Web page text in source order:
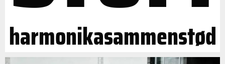
harmonikasammenstød